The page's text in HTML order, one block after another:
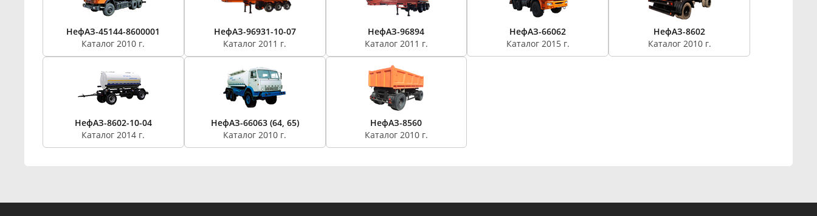
НефАЗ-45144-8600001
Каталог 2010 г.
НефАЗ-96931-10-07
Каталог 2011 г.
НефАЗ-96894
Каталог 2011 г.
НефАЗ-66062
Каталог 2015 г.
НефАЗ-8602
Каталог 2010 г.
НефАЗ-8602-10-04
Каталог 2014 г.
НефАЗ-66063 (64, 65)
Каталог 2010 г.
НефАЗ-8560
Каталог 2010 г.